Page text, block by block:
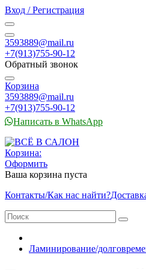
Вход / Регистрация
3593889@mail.ru
+7(913)755-90-12
Обратный звонок
Корзина
3593889@mail.ru
+7(913)755-90-12
Написать в WhatsApp
Корзина:
Оформить
Ваша корзина пуста
Контакты/Как нас найти?
Ламинирование/